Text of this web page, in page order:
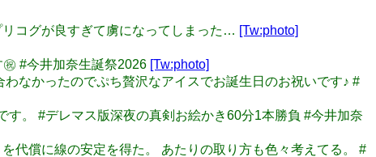
コグが良すぎて虜になってしまった… [Tw:photo]
#今井加奈生誕祭2026 [Tw:photo]
なかったのでぷち贅沢なアイスでお誕生日のお祝いです♪ #
。 #デレマス版深夜の真剣お絵かき60分1本勝負 #今井加奈
代償に線の安定を得た。 あたりの取り方も色々考えてる。 #